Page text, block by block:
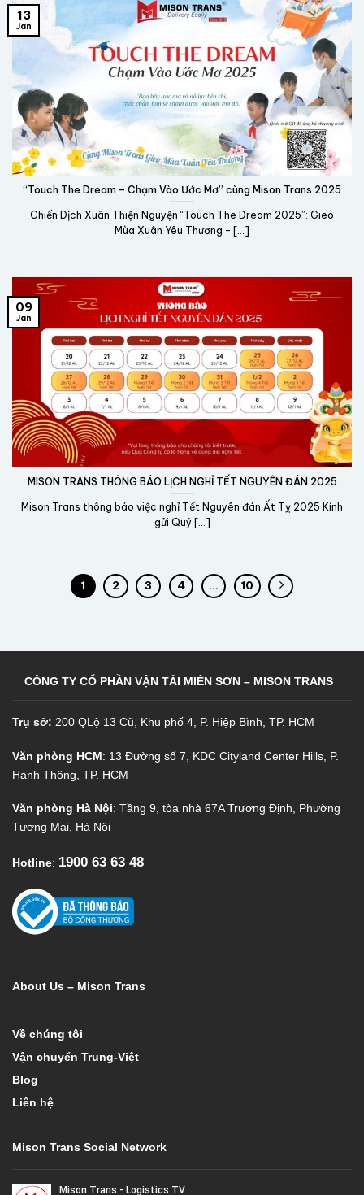
“Touch The Dream – Chạm Vào Ước Mơ” cùng Mison Trans 2025
Chiến Dịch Xuân Thiện Nguyện “Touch The Dream 2025”: Gieo
Mùa Xuân Yêu Thương – [...]
13
Jan
MISON TRANS THÔNG BÁO LỊCH NGHỈ TẾT NGUYÊN ĐÁN 2025
Mison Trans thông báo việc nghỉ Tết Nguyên đán Ất Tỵ 2025 Kính
gửi Quý [...]
09
Jan
1 2 3 4 … 10
CÔNG TY CỔ PHẦN VẬN TẢI MIÊN SƠN – MISON TRANS
Trụ sở: 200 QLộ 13 Cũ, Khu phố 4, P. Hiệp Bình, TP. HCM
Văn phòng HCM: 13 Đường số 7, KDC Cityland Center Hills, P.
Hạnh Thông, TP. HCM
Văn phòng Hà Nội: Tầng 9, tòa nhà 67A Trương Định, Phường
Tương Mai, Hà Nội
Hotline: 1900 63 63 48
About Us – Mison Trans
Về chúng tôi
Vận chuyển Trung-Việt
Blog
Liên hệ
Mison Trans Social Network